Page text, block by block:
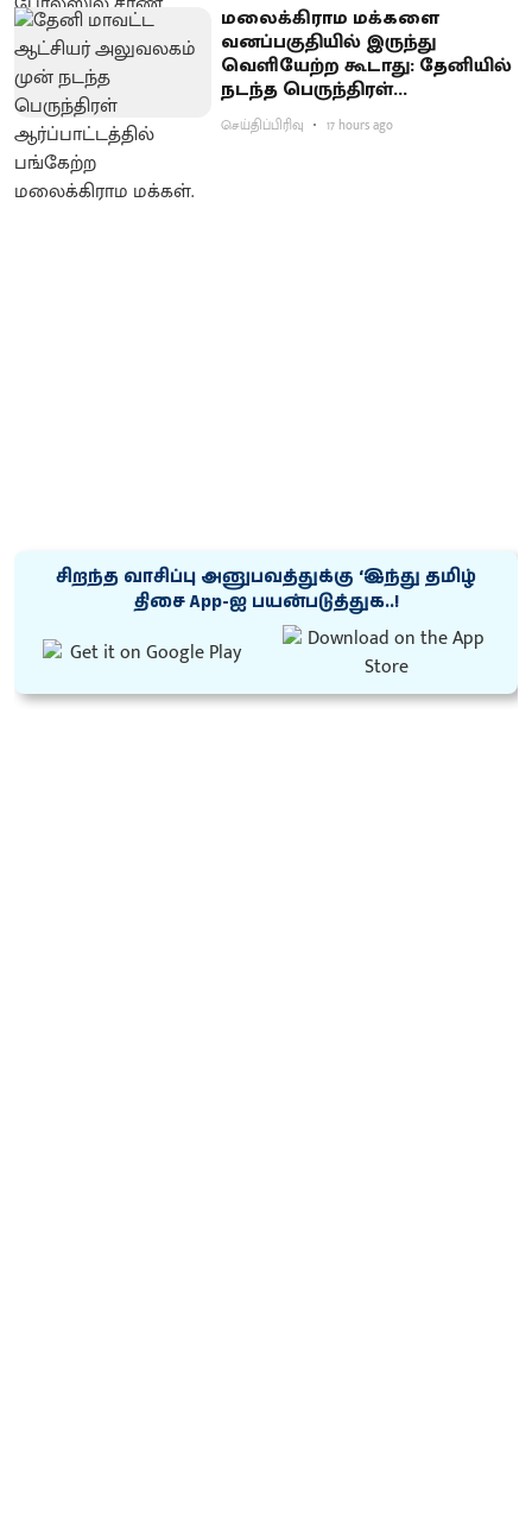
மலைக்கிராம மக்களை
வனப்பகுதியில் இருந்து
வெளியேற்ற கூடாது: தேனியில்
நடந்த பெருந்திரள்
ஆர்ப்பாட்டத்தில் வலியுறுத்தல்
செய்திப்பிரிவு 17 hours ago
சிறந்த வாசிப்பு அனுபவத்துக்கு ‘இந்து தமிழ்
திசை App-ஐ பயன்படுத்துக..!